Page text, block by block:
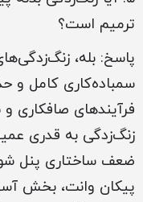
ترمیم است؟
پاسخ: بله،
سمباده‌کاری کامل و
فرآیندهای صافکاری
زنگ‌زدگی به قدری
ضعف ساختاری پنل
پیکان وانت، بخش